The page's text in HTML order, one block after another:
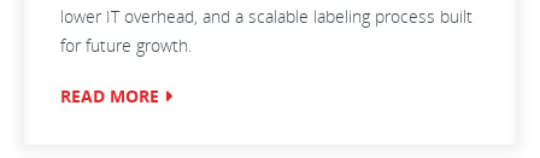
lower IT overhead, and a scalable labeling process built
for future growth.
READ MORE